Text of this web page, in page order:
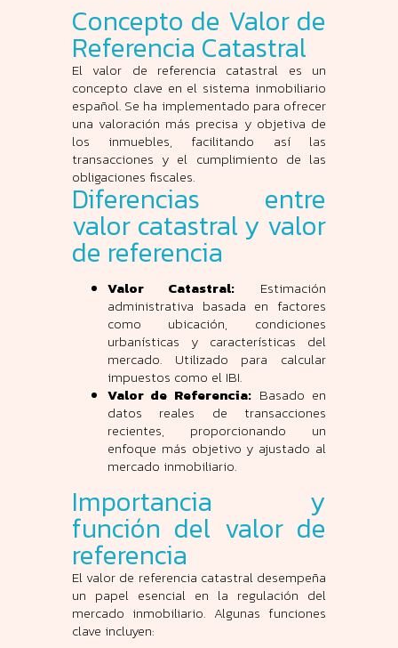
Concepto de Valor de
Referencia Catastral
El valor de referencia catastral es un
concepto clave en el sistema inmobiliario
español. Se ha implementado para ofrecer
una valoración más precisa y objetiva de
los inmuebles, facilitando así las
transacciones y el cumplimiento de las
obligaciones fiscales.
Diferencias entre
valor catastral y valor
de referencia
Valor Catastral: Estimación
administrativa basada en factores
como ubicación, condiciones
urbanísticas y características del
mercado. Utilizado para calcular
impuestos como el IBI.
Valor de Referencia:Basado en
datos reales de transacciones
recientes, proporcionando un
enfoque más objetivo y ajustado al
mercado inmobiliario.
Importancia y
función del valor de
referencia
El valor de referencia catastral desempeña
un papel esencial en la regulación del
mercado inmobiliario. Algunas funciones
clave incluyen: